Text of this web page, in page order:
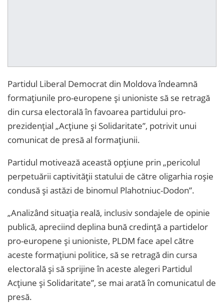
Partidul Liberal Democrat din Moldova îndeamnă
formațiunile pro-europene și unioniste să se retragă
din cursa electorală în favoarea partidului pro-
prezidențial „Acțiune și Solidaritate”, potrivit unui
comunicat de presă al formațiunii.
Partidul motivează această opțiune prin „pericolul
perpetuării captivității statului de către oligarhia roșie
condusă și astăzi de binomul Plahotniuc-Dodon”.
„Analizând situația reală, inclusiv sondajele de opinie
publică, apreciind deplina bună credință a partidelor
pro-europene și unioniste, PLDM face apel către
aceste formațiuni politice, să se retragă din cursa
electorală și să sprijine în aceste alegeri Partidul
Acțiune și Solidaritate”, se mai arată în comunicatul de
presă.